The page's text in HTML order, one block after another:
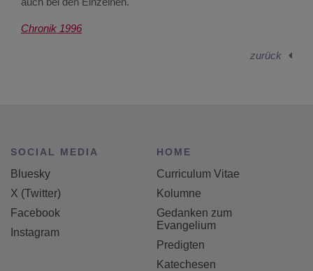
Chronik 1996
zurück
SOCIAL MEDIA
Bluesky
X (Twitter)
Facebook
Instagram
HOME
Curriculum Vitae
Kolumne
Gedanken zum
Evangelium
Predigten
Katechesen